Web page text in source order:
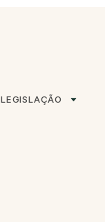
LEGISLAÇÃO